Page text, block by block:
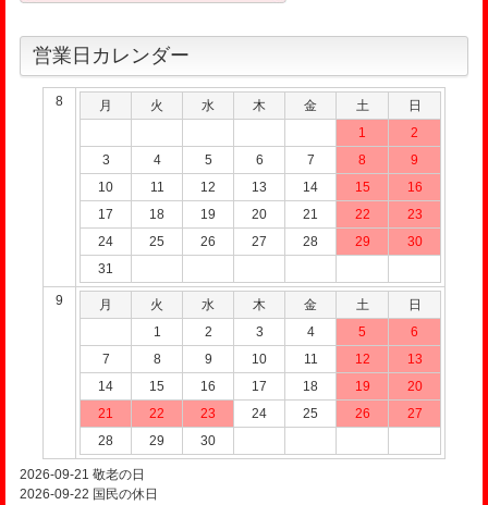
営業日カレンダー
8 月 火 水 木 金 土
日
1
2
3
4 5 6 7 8
9
10
11 12 13 14 15
16
17
18 19 20 21 22
23
24
25 26 27 28 29
30
31
9 月 火 水 木 金 土
日
1
2 3 4 5
6
7
8 9 10 11 12
13
14
15 16 17 18 19
20
21
22 23 24 25 26
27
28
29 30
2026-09-21 敬老の日
2026-09-22 国民の休日